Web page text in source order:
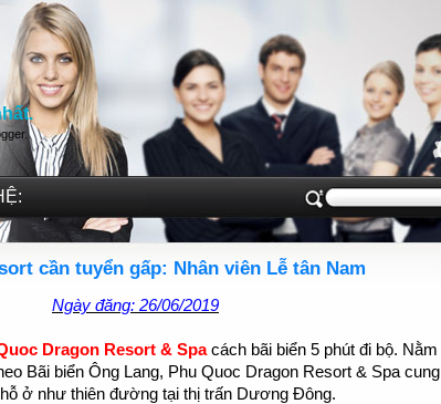
.
cần tuyển gấp: Nhân viên Lễ tân Nam
Ngày đăng: 26/06/2019
Dragon Resort & Spacách bãi biển 5 phút đi bộ. Nằm
Bãi biển Ông Lang, Phu Quoc Dragon Resort & Spa cung
ở như thiên đường tại thị trấn Dương Đông.